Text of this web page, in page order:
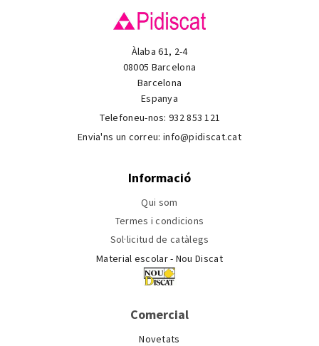
Àlaba 61, 2-4
08005 Barcelona
Barcelona
Espanya
Telefoneu-nos:932 853 121
Envia'ns un correu: info@pidiscat.cat
Informació
Qui som
Termes i condicions
Sol·licitud de catàlegs
Material escolar - Nou Discat
Comercial
Novetats